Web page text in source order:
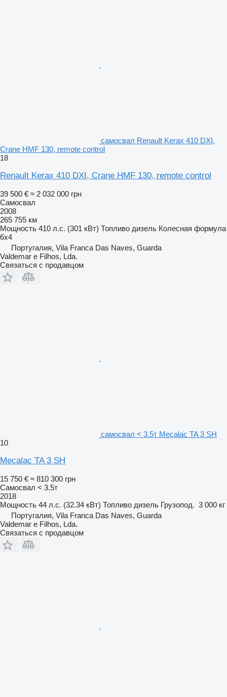
самосвал Renault Kerax 410 DXI,
Crane HMF 130, remote control
18
Renault Kerax 410 DXI, Crane HMF 130, remote control
39 500 € ≈ 2 032 000 грн
Самосвал
2008
265 755 км
Мощность 410 л.с. (301 кВт) Топливо дизель Колесная формула
6x4
Португалия, Vila Franca Das Naves, Guarda
Valdemar e Filhos, Lda.
Связаться с продавцом
самосвал < 3.5т Mecalac TA 3 SH
10
Mecalac TA 3 SH
15 750 € ≈ 810 300 грн
Самосвал < 3.5т
2018
Мощность 44 л.с. (32.34 кВт) Топливо дизель Грузопод. 3 000 кг
Португалия, Vila Franca Das Naves, Guarda
Valdemar e Filhos, Lda.
Связаться с продавцом